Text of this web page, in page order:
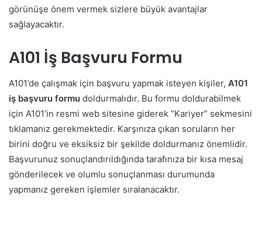
görünüşe önem vermek sizlere büyük avantajlar
sağlayacaktır.
A101 İş Başvuru Formu
A101’de çalışmak için başvuru yapmak isteyen kişiler, A101
iş başvuru formu doldurmalıdır. Bu formu doldurabilmek
için A101’in resmi web sitesine giderek “Kariyer” sekmesini
tıklamanız gerekmektedir. Karşınıza çıkan soruların her
birini doğru ve eksiksiz bir şekilde doldurmanız önemlidir.
Başvurunuz sonuçlandırıldığında tarafınıza bir kısa mesaj
gönderilecek ve olumlu sonuçlanması durumunda
yapmanız gereken işlemler sıralanacaktır.